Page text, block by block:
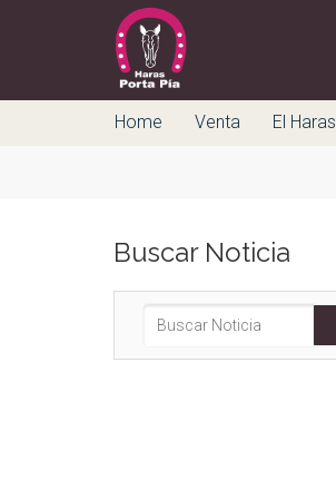
Home Venta El Haras
Buscar Noticia